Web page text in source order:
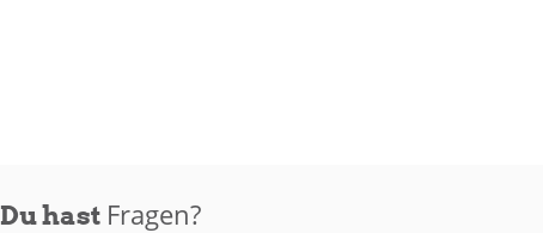
Du hast Fragen?